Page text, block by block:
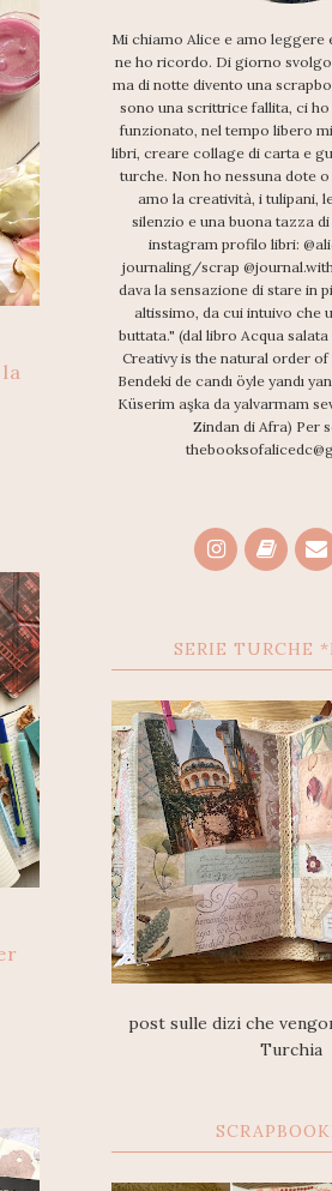
Mi chiamo Alice e amo leggere
ne ho ricordo. Di giorno
ma di notte divento una
sono una scrittrice fallita, ci
funzionato, nel tempo libero
libri, creare collage di carta e
turche. Non ho nessuna dote
amo la creatività, i tulipani,
silenzio e una buona tazza
instagram profilo libri:
journaling/scrap
dava la sensazione di stare in
altissimo, da cui intuivo che
buttata." (dal libro Acqua salata
Creativy is the natural order of
Bendeki de candı öyle yandı
Küserim aşka da yalvarmam
Zindan di Afra) Per
SERIE TURCHE
post sulle dizi che
Turchia